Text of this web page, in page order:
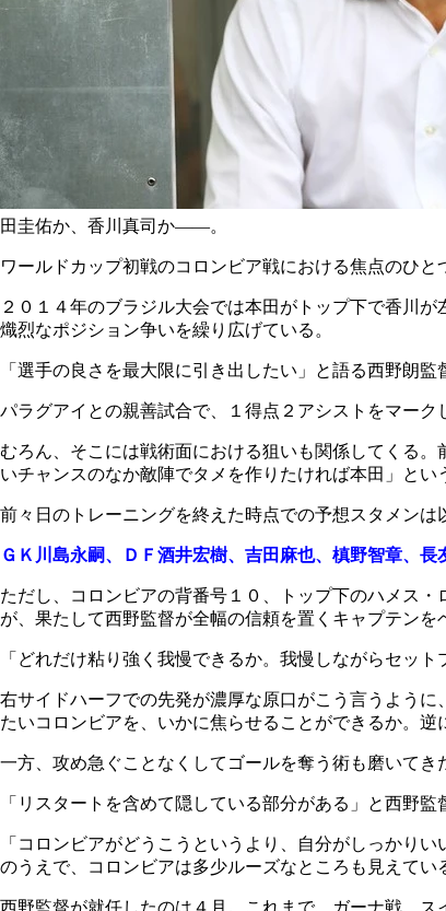
田圭佑か、香川真司か――。
ワールドカップ初戦のコロンビア戦における焦点のひと
２０１４年のブラジル大会では本田がトップ下で香川
熾烈なポジション争いを繰り広げている。
「選手の良さを最大限に引き出したい」と語る西野朗
パラグアイとの親善試合で、１得点２アシストをマー
むろん、そこには戦術面における狙いも関係してくる
いチャンスのなか敵陣でタメを作りたければ本田」とい
前々日のトレーニングを終えた時点での予想スタメンは
ＧＫ川島永嗣、ＤＦ酒井宏樹、吉田麻也、槙野智章、
ただし、コロンビアの背番号１０、トップ下のハメス
が、果たして西野監督が全幅の信頼を置くキャプテンを
「どれだけ粘り強く我慢できるか。我慢しながらセッ
右サイドハーフでの先発が濃厚な原口がこう言うよう
たいコロンビアを、いかに焦らせることができるか。
一方、攻め急ぐことなくしてゴールを奪う術も磨いて
「リスタートを含めて隠している部分がある」と西野
「コロンビアがどうこうというより、自分がしっかり
のうえで、コロンビアは多少ルーズなところも見えて
西野監督が就任したのは４月。これまで、ガーナ戦、